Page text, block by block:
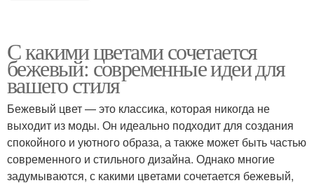
С какими цветами сочетается
бежевый: современные идеи для
вашего стиля
Бежевый цвет — это классика, которая никогда не
выходит из моды. Он идеально подходит для создания
спокойного и уютного образа, а также может быть частью
современного и стильного дизайна. Однако многие
задумываются, с какими цветами сочетается бежевый,